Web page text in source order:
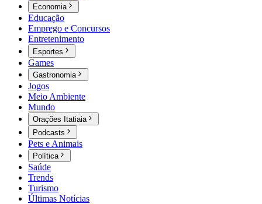
Economia
Educação
Emprego e Concursos
Entretenimento
Esportes
Games
Gastronomia
Jogos
Meio Ambiente
Mundo
Orações Itatiaia
Podcasts
Pets e Animais
Política
Saúde
Trends
Turismo
Últimas Notícias